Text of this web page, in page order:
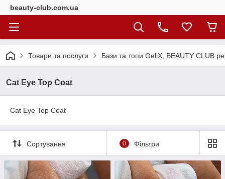
beauty-club.com.ua
Товари та послуги Бази та топи GeliX, BEAUTY CLUB
Cat Eye Top Coat
Cat Eye Top Coat
Сортування 0 Фільтри